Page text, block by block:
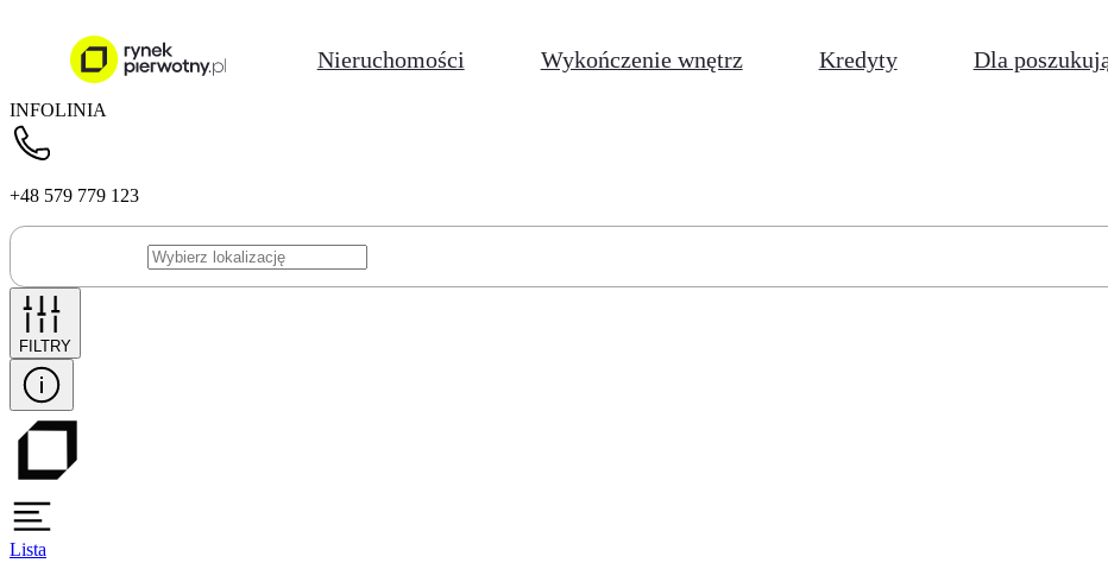
Nieruchomości Wykończenie wnętrz Kredyty Dla
INFOLINIA
+48 579 779 123
FILTRY
Lista